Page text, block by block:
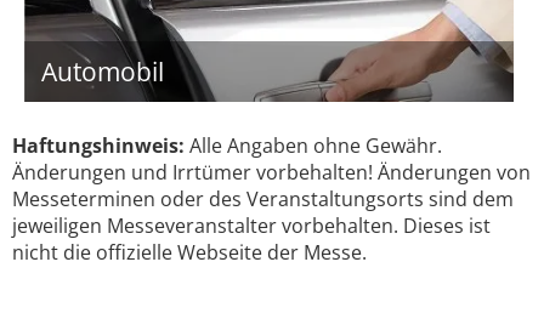
Automobil
Haftungshinweis: Alle Angaben ohne Gewähr.
Änderungen und Irrtümer vorbehalten! Änderungen von
Messeterminen oder des Veranstaltungsorts sind dem
jeweiligen Messeveranstalter vorbehalten. Dieses ist
nicht die offizielle Webseite der Messe.